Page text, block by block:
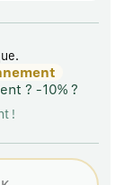
? -10% ?
!